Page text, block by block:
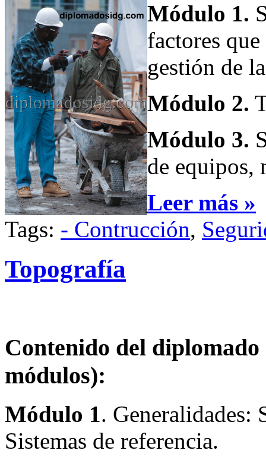
Módulo 1.
factores
gestión de
Módulo 2.
Módulo 3.
de equipos,
Leer más »
Tags: - Contrucción,
Topografía
Contenido del
módulos):
Módulo 1. Generalidades:
Sistemas de referencia.